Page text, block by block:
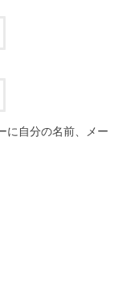
に自分の名前、メー